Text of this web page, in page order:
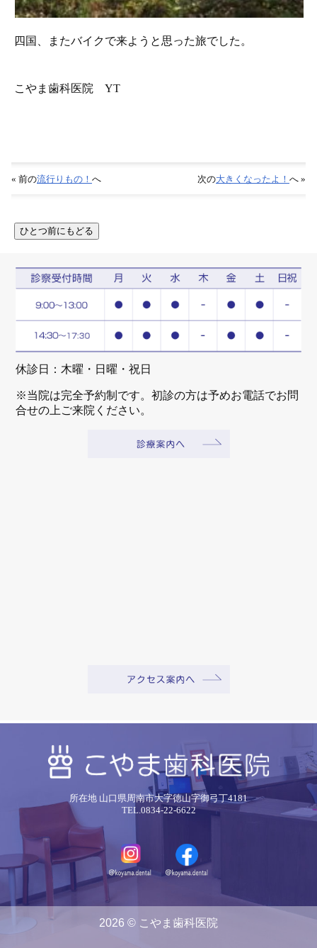
四国、またバイクで来ようと思った旅でした。
こやま歯科医院 YT
« 前の流行りもの！ へ 次の大きくなったよ！ へ »
休診日：木曜・日曜・祝日
※当院は完全予約制です。初診の方は予めお電話でお問
合せの上ご来院ください。
所在地 山口県周南市大字徳山字御弓丁4181
TEL.0834-22-6622
2026 © こやま歯科医院